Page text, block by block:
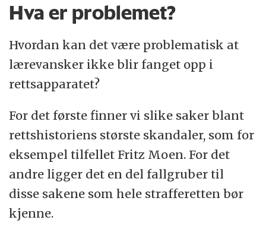
Hva er problemet?
Hvordan kan det være problematisk at
lærevansker ikke blir fanget opp i
rettsapparatet?
For det første finner vi slike saker blant
rettshistoriens største skandaler, som for
eksempel tilfellet Fritz Moen. For det
andre ligger det en del fallgruber til
disse sakene som hele strafferetten bør
kjenne.